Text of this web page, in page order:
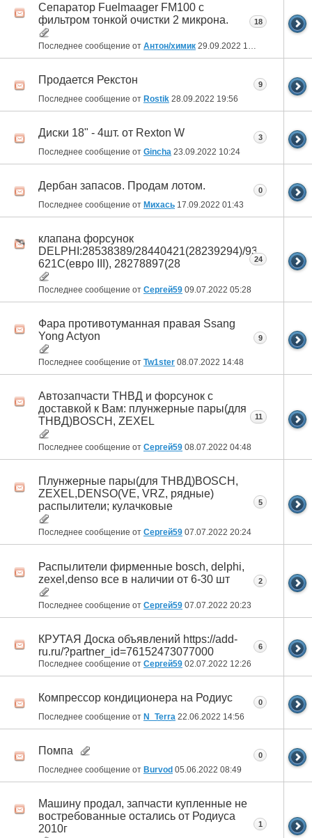
Сепаратор Fuelmaager FM100 с
фильтром тонкой очистки 2 микрона.
Последнее сообщение от Антон/химик 29.09.2022 14:06
18
Продается Рекстон
Последнее сообщение от Rostik 28.09.2022 19:56
9
Диски 18" - 4шт. от Rexton W
Последнее сообщение от Gincha 23.09.2022 10:24
3
Дербан запасов. Продам лотом.
Последнее сообщение от Михась 17.09.2022 01:43
0
клапана форсунок
DELPHI:28538389/28440421(28239294)/9308-
621C(евро III), 28278897(28
Последнее сообщение от Сергей59 09.07.2022 05:28
24
Фара противотуманная правая Ssang
Yong Actyon
Последнее сообщение от Tw1ster 08.07.2022 14:48
9
Автозапчасти ТНВД и форсунок с
доставкой к Вам: плунжерные пары(для
ТНВД)BOSCH, ZEXEL
Последнее сообщение от Сергей59 08.07.2022 04:48
11
Плунжерные пары(для ТНВД)BOSCH,
ZEXEL,DENSO(VE, VRZ, рядные)
распылители; кулачковые
Последнее сообщение от Сергей59 07.07.2022 20:24
5
Распылители фирменные bosch, delphi,
zexel,denso все в наличии от 6-30 шт
Последнее сообщение от Сергей59 07.07.2022 20:23
2
КРУТАЯ Доска объявлений https://add-
ru.ru/?partner_id=76152473077000
Последнее сообщение от Сергей59 02.07.2022 12:26
6
Компрессор кондиционера на Родиус
Последнее сообщение от N_Terra 22.06.2022 14:56
0
Помпа
Последнее сообщение от Burvod 05.06.2022 08:49
0
Машину продал, запчасти купленные не
востребованные остались от Родиуса
2010г
1